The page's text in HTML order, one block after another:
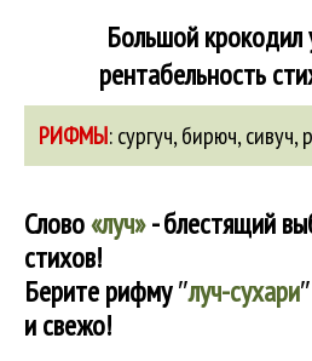
Большой крокодил
рентабельность
РИФМЫ:сургуч,бирюч,сивуч,
Слово«луч»- блестящий
стихов!
Берите рифму″луч-сухари″
и свежо!